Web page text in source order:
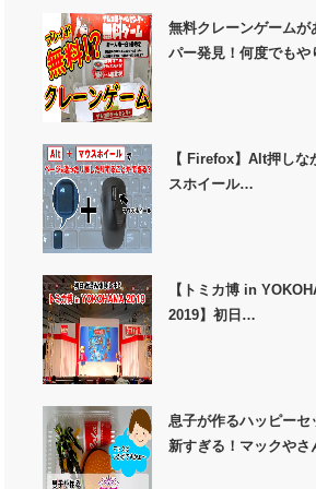
無料クレーンゲームが
パー発見！何度でも
【 Firefox】Alt押しな
スホイール…
【トミカ博 in
2019】初日…
息子が作るハッピーセ
新すぎる！マックや